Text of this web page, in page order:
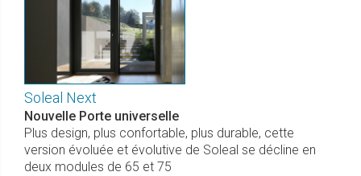
Soleal Next
Nouvelle Porte universelle
Plus design, plus confortable, plus durable, cette
version évoluée et évolutive de Soleal se décline en
deux modules de 65 et 75